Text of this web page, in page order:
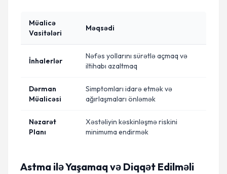
Müalicə
Vasitələri
Məqsədi
İnhalerlər
Nəfəs yollarını sürətlə açmaq və
iltihabı azaltmaq
Dərman
Müalicəsi
Simptomları idarə etmək və
ağırlaşmaları önləmək
Nəzarət
Planı
Xəstəliyin kəskinləşmə riskini
minimuma endirmək
Astma ilə Yaşamaq və Diqqət Edilməli